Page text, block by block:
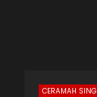
CERAMAH